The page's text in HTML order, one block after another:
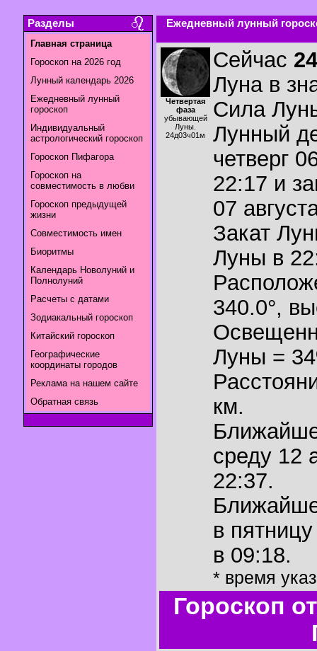
Разделы
Главная страница
Гороскоп на 2026 год
Лунный календарь 2026
Ежедневный лунный
гороскоп
Индивидуальный
астрологический гороскоп
Гороскоп Пифагора
Гороскоп на
совместимость в любви
Гороскоп предыдущей
жизни
Совместимость имен
Биоритмы
Календарь Новолуний и
Полнолуний
Расчеты с датами
Зодиакальный гороскоп
Китайский гороскоп
Географические
координаты городов
Реклама на нашем сайте
Обратная связь
Ежедневный лунный
Четвертая
фаза
убывающей
Луны.
24д03ч01м
Сейчас
Луна в
Сила
Лунный
четверг
22:17 и
07
Закат
Луны в
340.0°,
Луны =
км.
среду 12
22:37.
в
в 09:18.
* время
Гороскоп